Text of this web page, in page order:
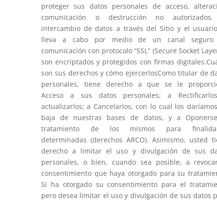
proteger sus datos personales de acceso,
comunicación o destrucción no
intercambio de datos a través del Sitio y el
lleva a cabo por medio de un canal
comunicación con protocolo “SSL” (Secure Socket
son encriptados y protegidos con firmas
son sus derechos y cómo ejercerlosComo titular de
personales, tiene derecho a que se le
Acceso a sus datos personales; a
actualizarlos; a Cancelarlos, con lo cual los
baja de nuestras bases de datos, y a
tratamiento de los mismos para
determinadas (derechos ARCO). Asimismo, usted
derecho a limitar el uso y divulgación de sus
personales, o bien, cuando sea posible, a
consentimiento que haya otorgado para su
Si ha otorgado su consentimiento para el
pero desea limitar el uso y divulgación de sus datos